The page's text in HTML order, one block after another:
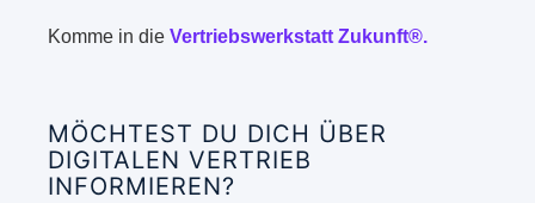
Komme in dieVertriebswerkstatt Zukunft®.
MÖCHTEST DU DICH ÜBER
DIGITALEN VERTRIEB
INFORMIEREN?